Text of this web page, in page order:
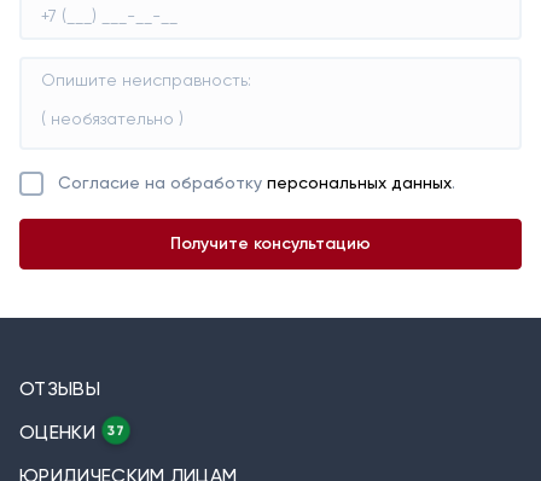
Согласие на обработку персональных данных.
ОТЗЫВЫ
ОЦЕНКИ
37
ЮРИДИЧЕСКИМ ЛИЦАМ